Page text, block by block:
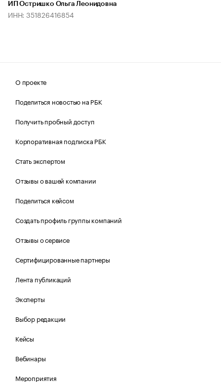
ИП Остришко Ольга Леонидовна
ИНН: 351826416854
О проекте
Поделиться новостью на РБК
Получить пробный доступ
Корпоративная подписка РБК
Стать экспертом
Отзывы о вашей компании
Поделиться кейсом
Создать профиль группы компаний
Отзывы о сервисе
Сертифицированные партнеры
Лента публикаций
Эксперты
Выбор редакции
Кейсы
Вебинары
Мероприятия